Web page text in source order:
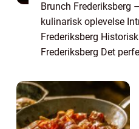
Brunch Frederiksberg
kulinarisk oplevelse
Frederiksberg
Frederiksberg Det
blevet en populær